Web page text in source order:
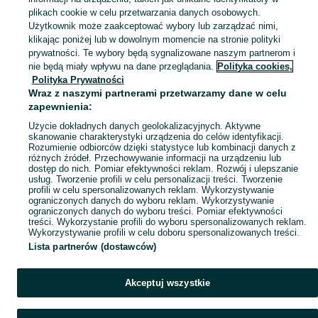
Sprzedaż domków ogrodowych Zachodniopomorskie ▶️ Szeroki wybór modeli, kolorów i materiałów ✅ Nowe i używane w atrakcyjnych cenach ☝ Sprawdź oferty na OLX.pl!
Mapa kategorii
Mapa miejscowości
Mapa ministron
Popularne wyszukiwania
plikach cookie w celu przetwarzania danych osobowych.
Użytkownik może zaakceptować wybory lub zarządzać nimi,
klikając poniżej lub w dowolnym momencie na stronie polityki
prywatności. Te wybory będą sygnalizowane naszym partnerom i
nie będą miały wpływu na dane przeglądania. Polityka cookies,
Polityka Prywatności
Wraz z naszymi partnerami przetwarzamy dane w celu
zapewnienia:
Użycie dokładnych danych geolokalizacyjnych. Aktywne
skanowanie charakterystyki urządzenia do celów identyfikacji.
Rozumienie odbiorców dzięki statystyce lub kombinacji danych z
różnych źródeł. Przechowywanie informacji na urządzeniu lub
dostęp do nich. Pomiar efektywności reklam. Rozwój i ulepszanie
usług. Tworzenie profili w celu personalizacji treści. Tworzenie
profili w celu spersonalizowanych reklam. Wykorzystywanie
ograniczonych danych do wyboru reklam. Wykorzystywanie
ograniczonych danych do wyboru treści. Pomiar efektywności
treści. Wykorzystanie profili do wyboru spersonalizowanych reklam.
Wykorzystywanie profili w celu doboru spersonalizowanych treści.
Lista partnerów (dostawców)
Akceptuj wszystkie